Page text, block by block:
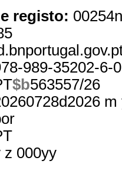
registo:
989-35202-6-0
$b563557/26
z 000yy